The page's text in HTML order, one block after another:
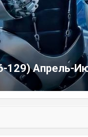
129) Апрель-